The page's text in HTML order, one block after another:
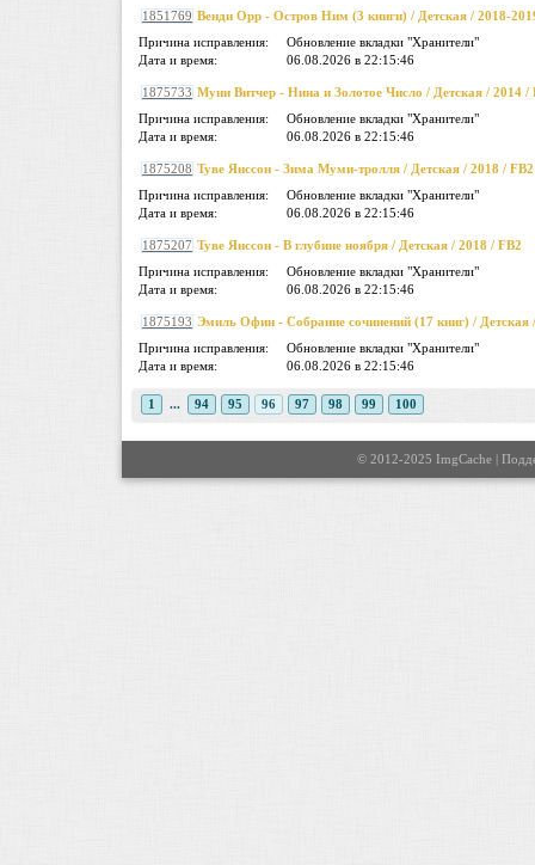
1851769 Венди Орр - Остров Ним (3 книги) / Детская / 2018-
Причина исправления:
Обновление вкладки "Хранители"
Дата и время:
06.08.2026 в 22:15:46
1875733 Муни Витчер - Нина и Золотое Число / Детская / 2014 /
Причина исправления:
Обновление вкладки "Хранители"
Дата и время:
06.08.2026 в 22:15:46
1875208 Туве Янссон - Зима Муми-тролля / Детская / 2018 / FB2
Причина исправления:
Обновление вкладки "Хранители"
Дата и время:
06.08.2026 в 22:15:46
1875207 Туве Янссон - В глубине ноября / Детская / 2018 / FB2
Причина исправления:
Обновление вкладки "Хранители"
Дата и время:
06.08.2026 в 22:15:46
1875193 Эмиль Офин - Собрание сочинений (17 книг) / Детская
Причина исправления:
Обновление вкладки "Хранители"
Дата и время:
06.08.2026 в 22:15:46
1 ... 94 95 96 97 98 99 100
© 2012-2025 ImgCache |